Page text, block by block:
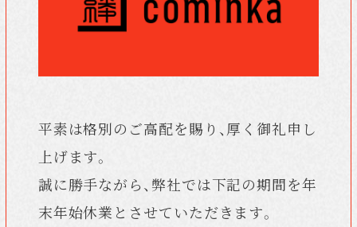
平素は格別のご高配を賜り、厚く御礼申し
上げます。
誠に勝手ながら、弊社では下記の期間を年
末年始休業とさせていただきます。